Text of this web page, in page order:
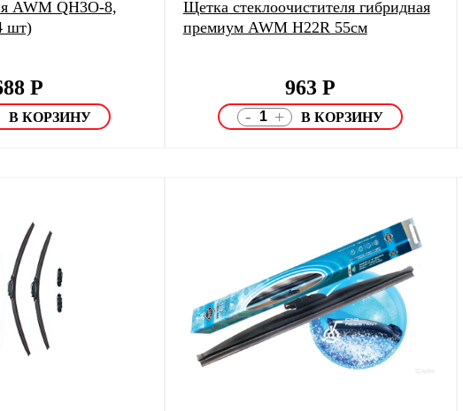
AWM QH3O-8,
шт)
Р
Щетка стеклоочистителя гибридная
премиум AWM H22R 55см
963Р
- +